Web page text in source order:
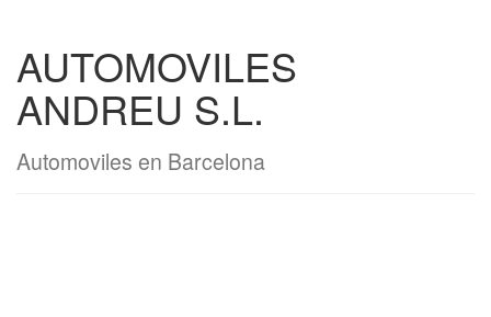
AUTOMOVILES
ANDREU S.L.
Automoviles en Barcelona